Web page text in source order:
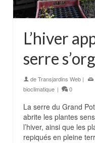
L’hiver
serre
deTransjardins Web |
bioclimatique | 0
La serre du Grand
abrite les plantes
l’hiver, ainsi que les
repiqués en pleine